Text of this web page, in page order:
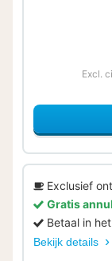
Excl.
Exclusief
Gratis
Betaal in
Bekijk details